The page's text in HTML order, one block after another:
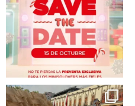
2 0
Este fin de semana no te